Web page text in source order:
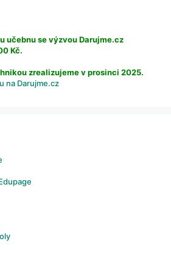
učebnu se výzvou Darujme.cz
Kč.
zrealizujeme v prosinci 2025.
na Darujme.cz